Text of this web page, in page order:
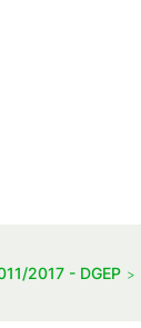
2017 - DGEP